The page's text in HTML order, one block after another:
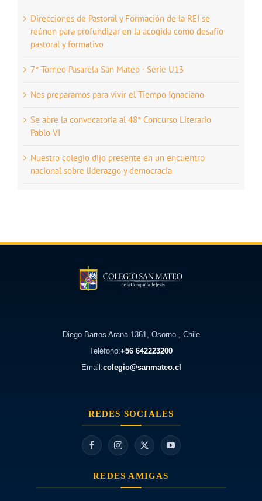
Direcciones de Pastoral y Formación de la REI se
reúnen para profundizar en la acogida como desafío
pastoral y formativo
7° Torneo Pasarela San Mateo · Serie U13
Nos preparamos para vivir el Tiempo Ignaciano
Se abre la convocatoria al 48° Concurso Literario
Pablo VI
Nuestro colegio dijo presente en un encuentro
nacional sobre liderazgo y democracia
Diego Barros Arana 1361, Osorno , Chile
Teléfono:+56 642223200
Email:colegio@sanmateo.cl
REDES SOCIALES
REDES AMIGAS